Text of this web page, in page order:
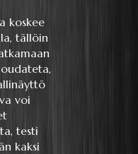
koskee
tällöin
voi
testi
kaksi